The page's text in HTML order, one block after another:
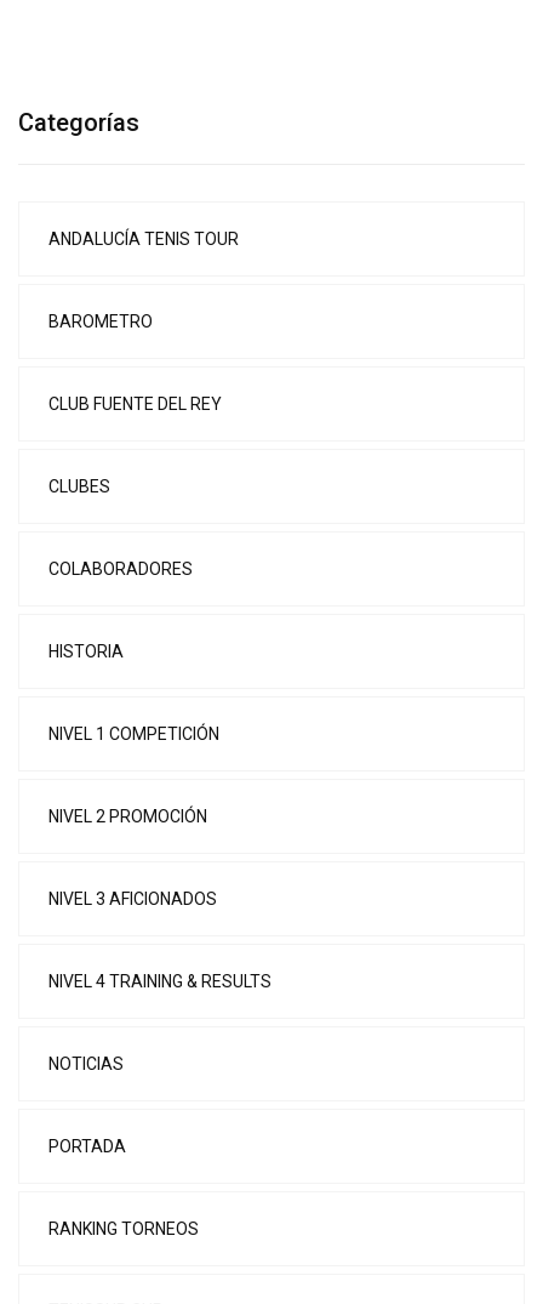
Categorías
ANDALUCÍA TENIS TOUR
BAROMETRO
CLUB FUENTE DEL REY
CLUBES
COLABORADORES
HISTORIA
NIVEL 1 COMPETICIÓN
NIVEL 2 PROMOCIÓN
NIVEL 3 AFICIONADOS
NIVEL 4 TRAINING & RESULTS
NOTICIAS
PORTADA
RANKING TORNEOS